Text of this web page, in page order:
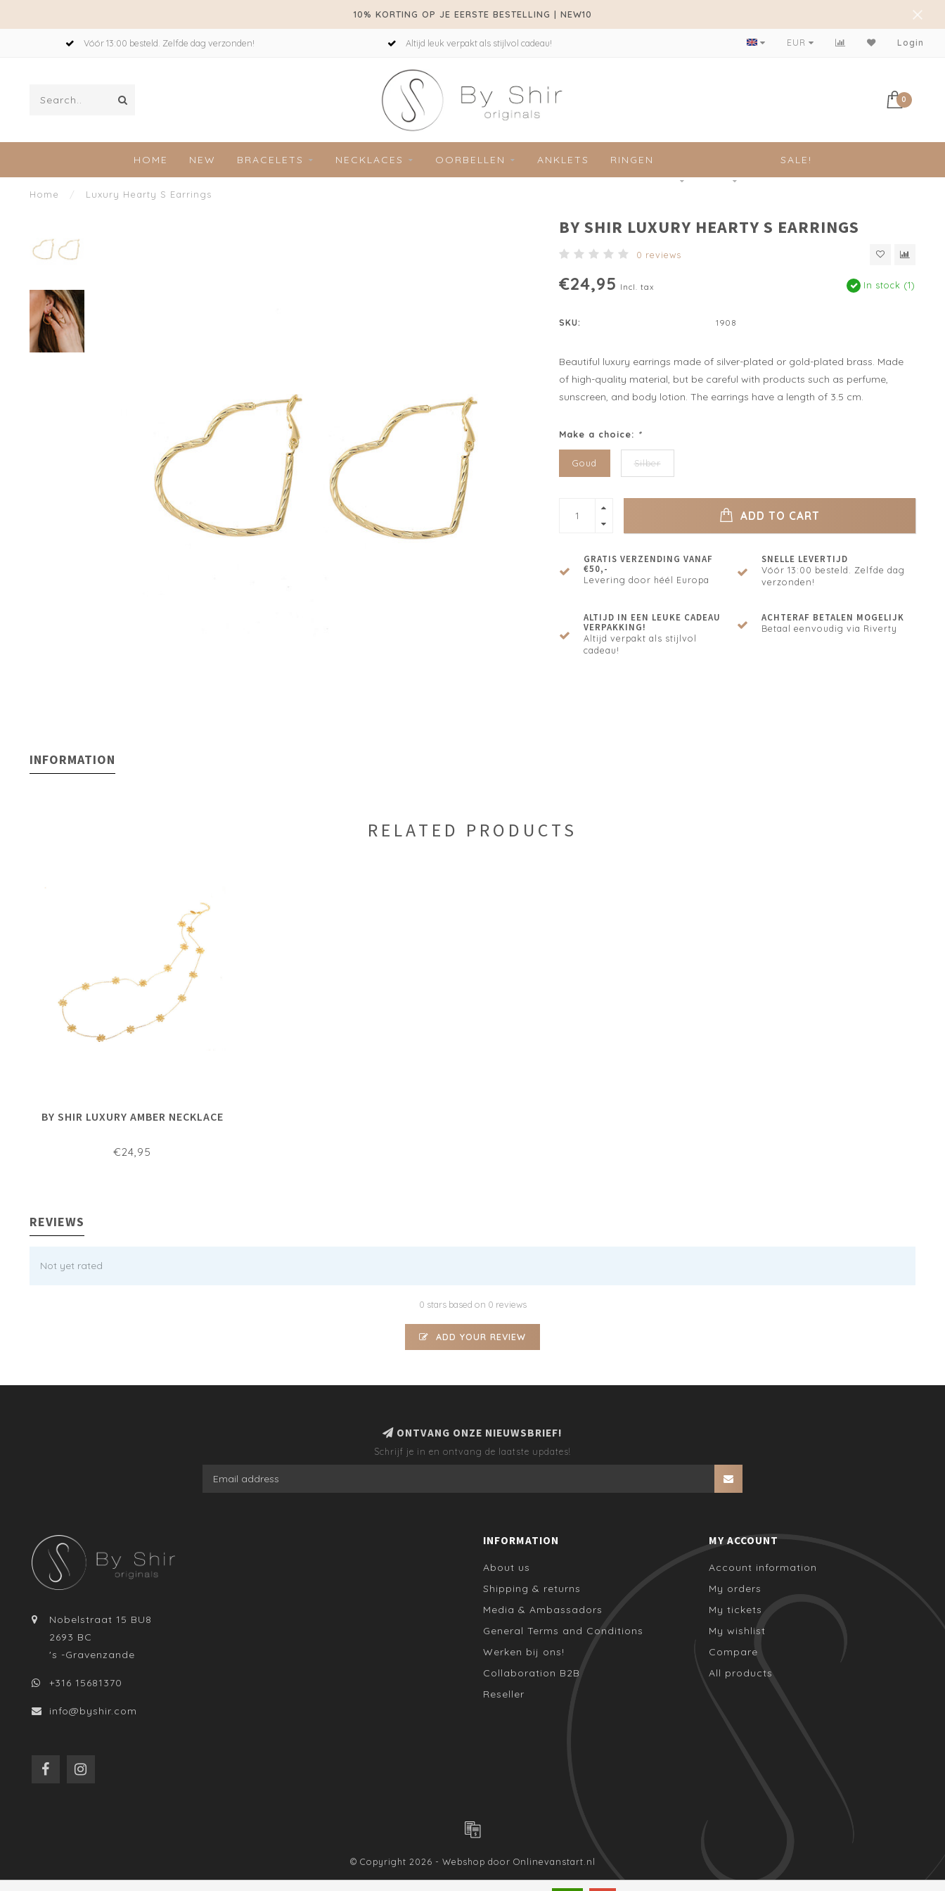
10% KORTING OP JE EERSTE BESTELLING | NEW10
Vóór 13:00 besteld. Zelfde dag verzonden! Altijd leuk verpakt als stijlvol cadeau! Achteraf betalen mogelijk!
EUR Login
0
HOME NEW BRACELETS NECKLACES OORBELLEN ANKLETS RINGEN SALE!
Home / Luxury Hearty S Earrings
BY SHIR LUXURY HEARTY S EARRINGS
0 reviews
€24,95 Incl. tax In stock (1)
SKU: 1908
Beautiful luxury earrings made of silver-plated or gold-plated brass. Made
of high-quality material, but be careful with products such as perfume,
sunscreen, and body lotion. The earrings have a length of 3.5 cm.
Make a choice: *
Goud Silber
ADD TO CART
GRATIS VERZENDING VANAF
€50,-
Levering door héél Europa
SNELLE LEVERTIJD
Vóór 13:00 besteld. Zelfde dag
verzonden!
ALTIJD IN EEN LEUKE CADEAU
VERPAKKING!
Altijd verpakt als stijlvol
cadeau!
ACHTERAF BETALEN MOGELIJK
Betaal eenvoudig via Riverty
INFORMATION
RELATED PRODUCTS
BY SHIR LUXURY AMBER NECKLACE
€24,95
REVIEWS
Not yet rated
0 stars based on 0 reviews
ADD YOUR REVIEW
ONTVANG ONZE NIEUWSBRIEF!
Schrijf je in en ontvang de laatste updates!
Nobelstraat 15 BU8
2693 BC
's -Gravenzande
+316 15681370
info@byshir.com
INFORMATION
About us
Shipping & returns
Media & Ambassadors
General Terms and Conditions
Werken bij ons!
Collaboration B2B
Reseller
MY ACCOUNT
Account information
My orders
My tickets
My wishlist
Compare
All products
© Copyright 2026 - Webshop door Onlinevanstart.nl